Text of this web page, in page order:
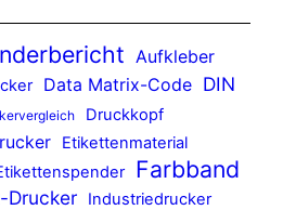
Aufkleber
Data Matrix-Code DIN
Druckkopf
Etikettenmaterial
Farbband
Drucker Industriedrucker